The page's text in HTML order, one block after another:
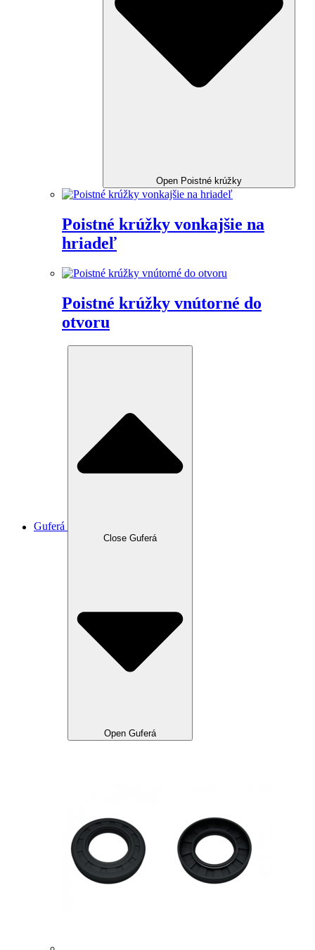
Open Poistné krúžky
Poistné krúžky vonkajšie na
hriadeľ
Poistné krúžky vnútorné do
otvoru
Guferá
Close Guferá
Open Guferá